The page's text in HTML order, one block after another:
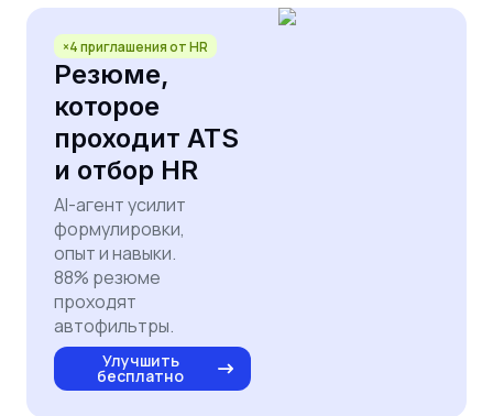
×4 приглашения от HR
Резюме,
которое
проходит ATS
и отбор HR
AI-агент усилит
формулировки,
опыт и навыки.
88% резюме
проходят
автофильтры.
Улучшить
бесплатно